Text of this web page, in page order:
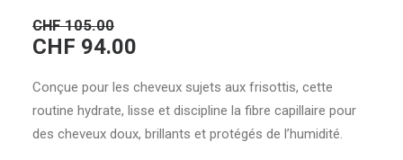
CHF105.00
Le
initial
était :
CHF 105.00.
CHF 94.00
actuel
est :
CHF 94.00.
Conçue pour les cheveux sujets aux frisottis, cette
routine hydrate, lisse et discipline la fibre capillaire pour
des cheveux doux, brillants et protégés de l’humidité.